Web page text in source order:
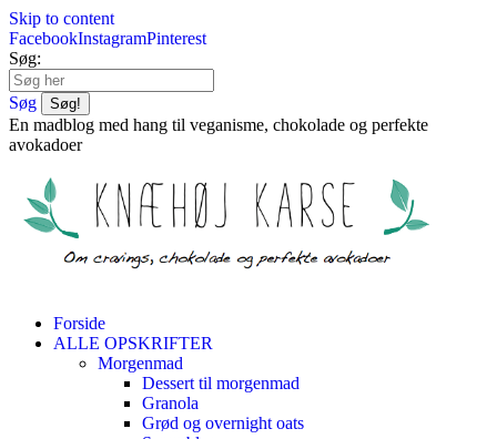
Skip to content
FacebookInstagramPinterest
Søg:
Søg
En madblog med hang til veganisme, chokolade og perfekte
avokadoer
Forside
ALLE OPSKRIFTER
Morgenmad
Dessert til morgenmad
Granola
Grød og overnight oats